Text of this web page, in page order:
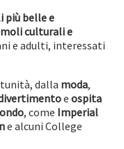
più belle e
culturali e
e adulti, interessati
dalla moda,
e ospita
, come Imperial
e alcuni College